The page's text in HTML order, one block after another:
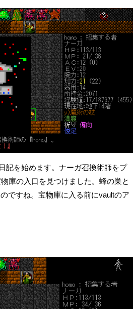
記を始めます。ナーガ召換術師をプ
庫の入口を見つけました。蜂の巣と
ですね。宝物庫に入る前にvaultのア